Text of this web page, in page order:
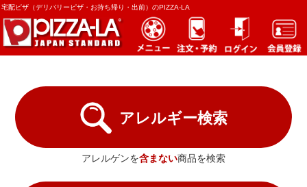
宅配ピザ（デリバリーピザ・お持ち帰り・出前）のPIZZA-LA
アレルギー検索
アレルゲンを含まない商品を検索